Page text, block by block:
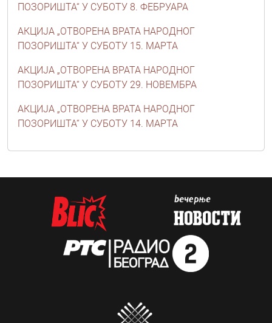
ПОЗОРИШТА“ У СУБОТУ 8. ФЕБРУАРА
АКЦИЈА „ОТВОРЕНА ВРАТА НАРОДНОГ
ПОЗОРИШТА“ У СУБОТУ 15. МАРТА
АКЦИЈА „ОТВОРЕНА ВРАТА НАРОДНОГ
ПОЗОРИШТА“ У СУБОТУ 29. НОВЕМБРА
АКЦИЈА „ОТВОРЕНА ВРАТА НАРОДНОГ
ПОЗОРИШТА“ У СУБОТУ 14. МАРТА